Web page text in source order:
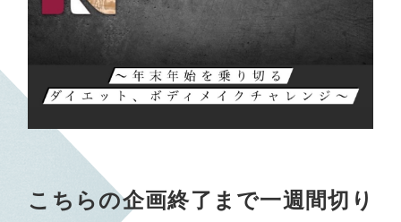
こちらの企画終了まで一週間切り